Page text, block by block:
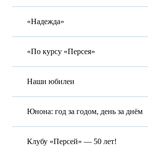
«Надежда»
«По курсу «Персея»
Наши юбилеи
Юнона: год за годом, день за днём
Клубу «Персей» — 50 лет!